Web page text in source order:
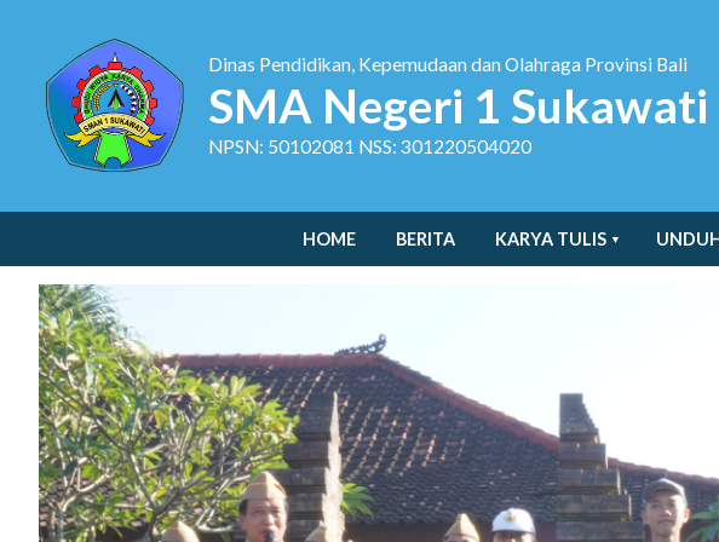
Dinas Pendidikan, Kepemudaan dan Olahraga Provinsi Bali
SMA Negeri 1 Sukawati
NPSN: 50102081 NSS: 301220504020
HOME BERITA KARYA TULIS